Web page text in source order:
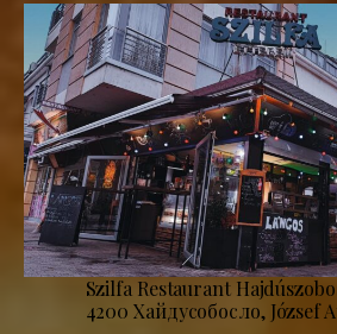
Szilfa Restaurant
4200 Хайдусобосло, József